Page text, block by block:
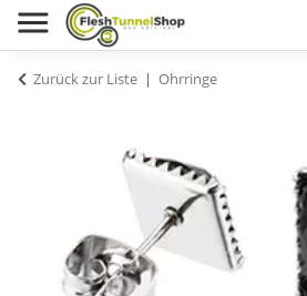
Zurück zur Liste Ohrringe